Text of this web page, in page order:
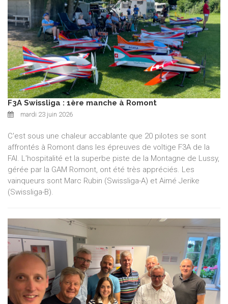
F3A Swissliga : 1ère manche à Romont
mardi 23 juin 2026
C'est sous une chaleur accablante que 20 pilotes se sont
affrontés à Romont dans les épreuves de voltige F3A de la
FAI. L'hospitalité et la superbe piste de la Montagne de Lussy,
gérée par la GAM Romont, ont été très appréciés. Les
vainqueurs sont Marc Rubin (Swissliga-A) et Aimé Jerike
(Swissliga-B).